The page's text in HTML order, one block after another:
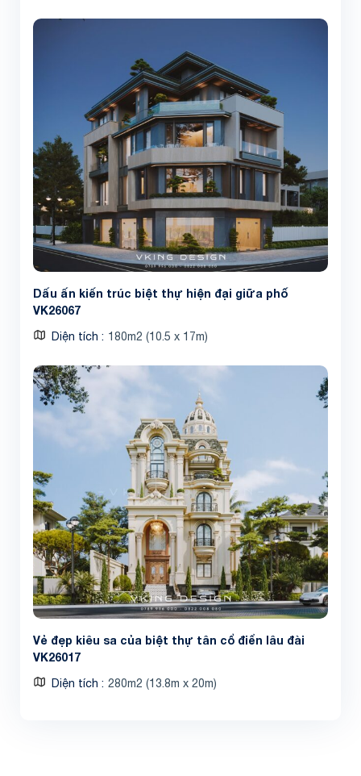
Dấu ấn kiến trúc biệt thự hiện đại giữa phố
VK26067
Diện tích 180m2 (10.5 x 17m)
Vẻ đẹp kiêu sa của biệt thự tân cổ điển lâu đài
VK26017
Diện tích 280m2 (13.8m x 20m)